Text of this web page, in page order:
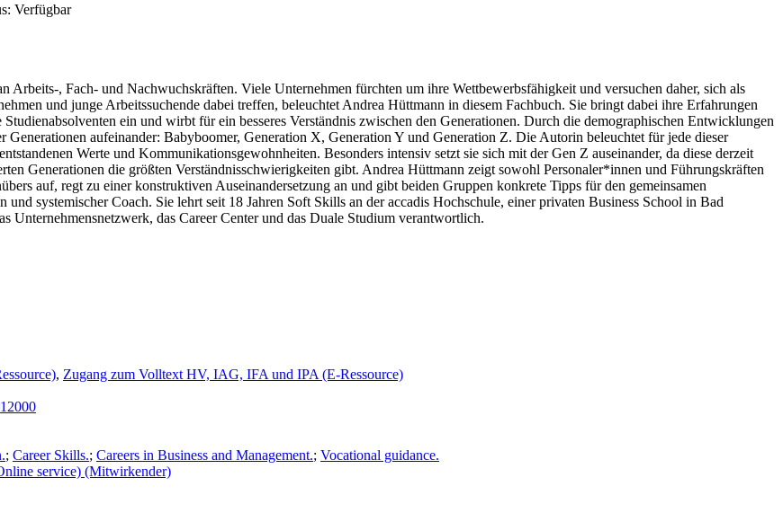
Verfügbar
Arbeits-, Fach- und Nachwuchskräften. Viele Unternehmen fürchten um ihre Wettbewerbsfähigkeit und versuchen daher, sich als
und junge Arbeitssuchende dabei treffen, beleuchtet Andrea Hüttmann in diesem Fachbuch. Sie bringt dabei ihre Erfahrungen
ein und wirbt für ein besseres Verständnis zwischen den Generationen. Durch die demographischen Entwicklungen
aufeinander: Babyboomer, Generation X, Generation Y und Generation Z. Die Autorin beleuchtet für jede dieser
Werte und Kommunikationsgewohnheiten. Besonders intensiv setzt sie sich mit der Gen Z auseinander, da diese derzeit
Generationen die größten Verständnisschwierigkeiten gibt. Andrea Hüttmann zeigt sowohl Personaler*innen und Führungskräften
auf, regt zu einer konstruktiven Auseinandersetzung an und gibt beiden Gruppen konkrete Tipps für den gemeinsamen
systemischer Coach. Sie lehrt seit 18 Jahren Soft Skills an der accadis Hochschule, einer privaten Business School in Bad
Unternehmensnetzwerk, das Career Center und das Duale Studium verantwortlich.
, Zugang zum Volltext HV, IAG, IFA und IPA (E-Ressource)
; Career Skills.; Careers in Business and Management.; Vocational guidance.
service) (Mitwirkender)